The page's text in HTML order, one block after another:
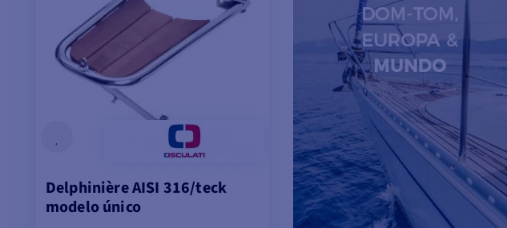
Delphinière AISI 316/teck
modelo único